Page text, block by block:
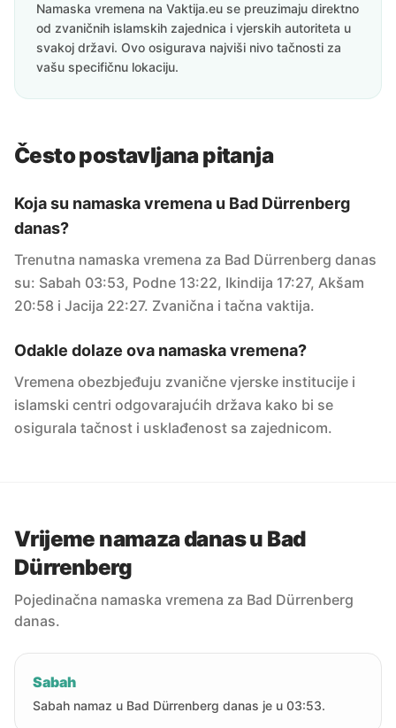
Namaska vremena na Vaktija.eu se preuzimaju direktno
od zvaničnih islamskih zajednica i vjerskih autoriteta u
svakoj državi. Ovo osigurava najviši nivo tačnosti za
vašu specifičnu lokaciju.
Često postavljana pitanja
Koja su namaska vremena u Bad Dürrenberg
danas?
Trenutna namaska vremena za Bad Dürrenberg danas
su: Sabah 03:53, Podne 13:22, Ikindija 17:27, Akšam
20:58 i Jacija 22:27. Zvanična i tačna vaktija.
Odakle dolaze ova namaska vremena?
Vremena obezbjeđuju zvanične vjerske institucije i
islamski centri odgovarajućih država kako bi se
osigurala tačnost i usklađenost sa zajednicom.
Vrijeme namaza danas u Bad
Dürrenberg
Pojedinačna namaska vremena za Bad Dürrenberg
danas.
Sabah
Sabah namaz u Bad Dürrenberg danas je u 03:53.